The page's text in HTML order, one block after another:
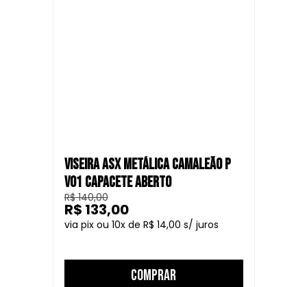
VISEIRA ASX METÁLICA CAMALEÃO P
V01 CAPACETE ABERTO
R$ 140,00
10
R$ 14,00
R$ 133,00
COMPRAR